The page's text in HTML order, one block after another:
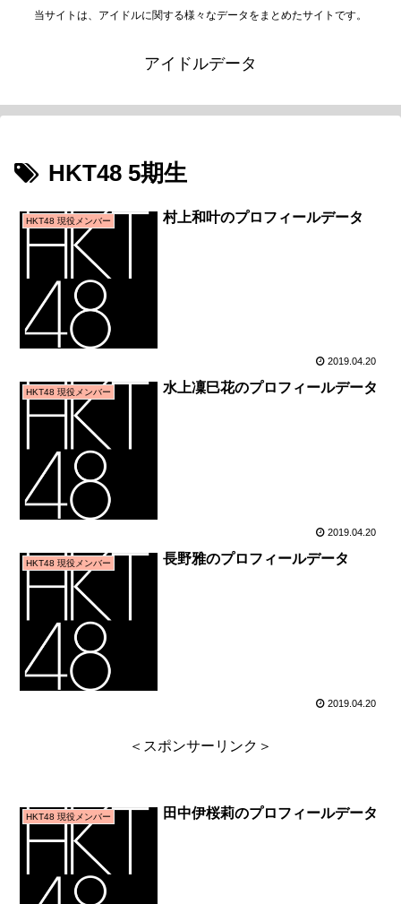
当サイトは、アイドルに関する様々なデータをまとめたサイトです。
アイドルデータ
HKT48 5期生
HKT48 現役メンバー 村上和叶のプロフィールデータ
2019.04.20
HKT48 現役メンバー 水上凜巳花のプロフィールデータ
2019.04.20
HKT48 現役メンバー 長野雅のプロフィールデータ
2019.04.20
＜スポンサーリンク＞
HKT48 現役メンバー 田中伊桜莉のプロフィールデータ